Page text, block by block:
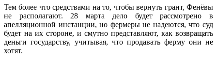
Тем более что средствами на то, чтобы вернуть грант, Фенёвы
не располагают. 28 марта дело будет рассмотрено в
апелляционной инстанции, но фермеры не надеются, что суд
будет на их стороне, и смутно представляют, как возвращать
деньги государству, учитывая, что продавать ферму они не
хотят.